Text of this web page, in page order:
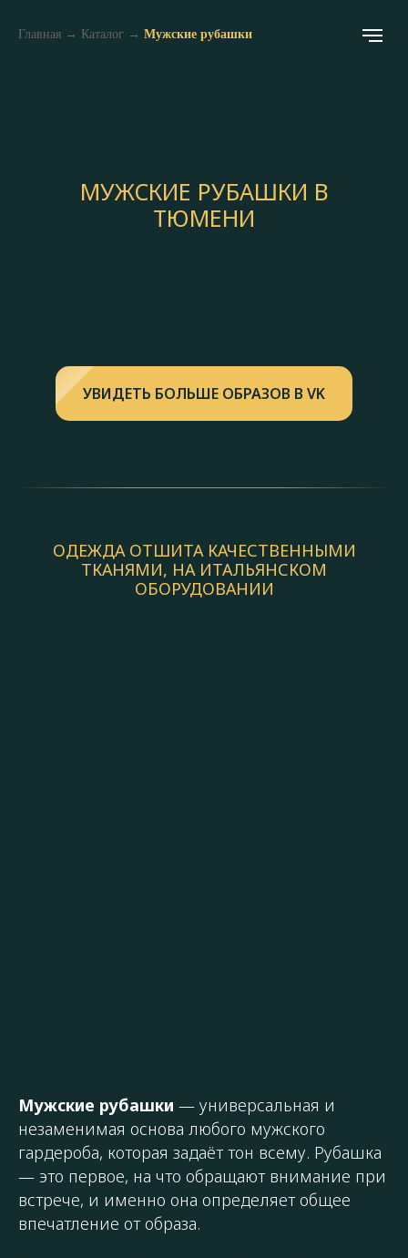
Главная → Каталог → Мужские рубашки
МУЖСКИЕ РУБАШКИ В
ТЮМЕНИ
УВИДЕТЬ БОЛЬШЕ ОБРАЗОВ В VK
ОДЕЖДА ОТШИТА КАЧЕСТВЕННЫМИ
ТКАНЯМИ, НА ИТАЛЬЯНСКОМ
ОБОРУДОВАНИИ
Мужские рубашки — универсальная и
незаменимая основа любого мужского
гардероба, которая задаёт тон всему. Рубашка
— это первое, на что обращают внимание при
встрече, и именно она определяет общее
впечатление от образа.